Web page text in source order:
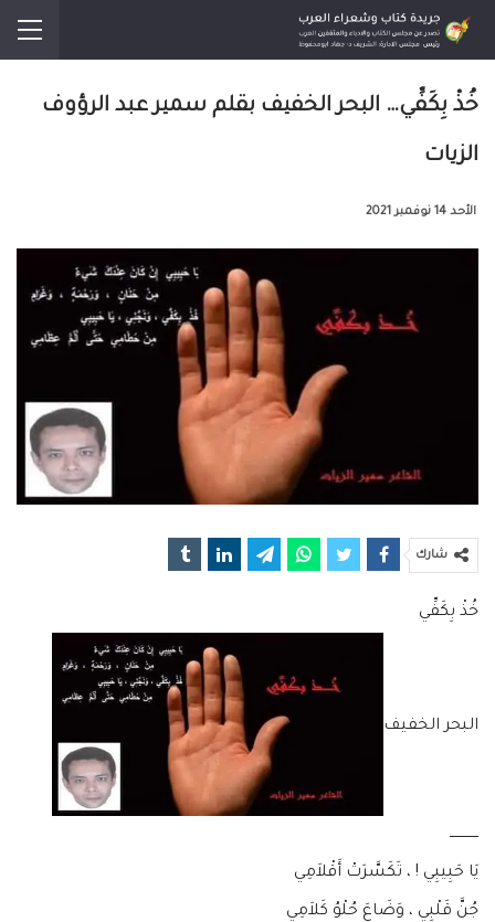
خُذْ بِكَفِّي… البحر الخفيف بقلم سمير عبد الرؤوف
الزيات
الأحد 14 نوفمبر 2021
شارك
خُذْ بِكَفِّي
البحر الخفيف
ـــــــــــــ
يَا حَبِيبِي ! ، تَكَسَّرَتْ أَقْلاَمِي
جُنَّ قَلْبِي ، وَضَاعَ حُلْوُ كَلاَمِي